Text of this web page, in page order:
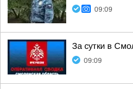
09:09
За сутки в
09:09